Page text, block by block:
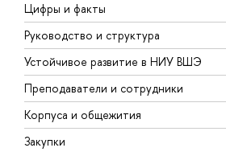
Цифры и факты
Руководство и структура
Устойчивое развитие в НИУ ВШЭ
Преподаватели и сотрудники
Корпуса и общежития
Закупки